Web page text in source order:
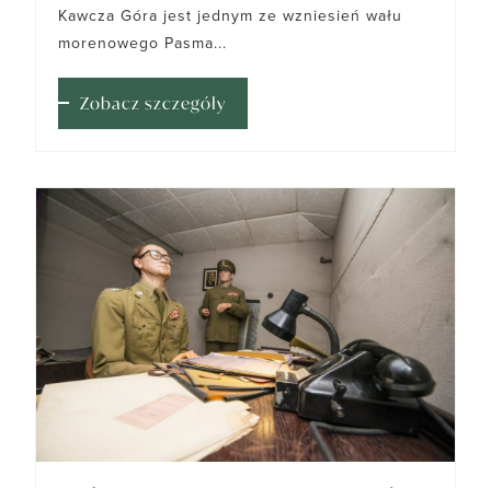
Kawcza Góra jest jednym ze wzniesień wału
morenowego Pasma...
Zobacz szczegóły